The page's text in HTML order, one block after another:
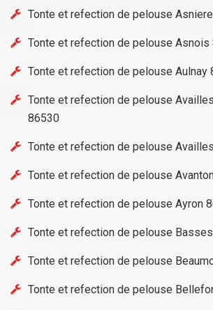
Tonte et refection de pelouse
Tonte et refection de pelouse Asnois
Tonte et refection de pelouse Aulnay
Tonte et refection de pelouse
86530
Tonte et refection de pelouse
Tonte et refection de pelouse
Tonte et refection de pelouse Ayron
Tonte et refection de pelouse
Tonte et refection de pelouse
Tonte et refection de pelouse